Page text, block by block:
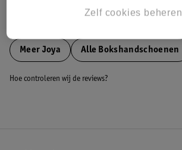
Meer Joya Alle Bokshandschoenen
Hoe controleren wij de reviews?
Zelf cookies beheren